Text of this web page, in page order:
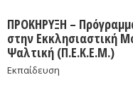
ΠΡΟΚΗΡΥΞΗ –
στην Εκκλησιαστική
Ψαλτική (Π.Ε.Κ.Ε.Μ.)
Εκπαίδευση